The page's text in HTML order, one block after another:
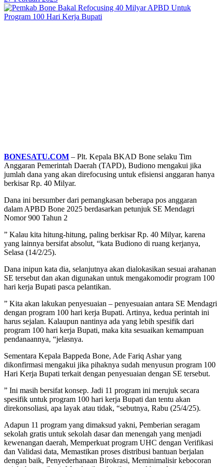
BONESATU.COM – Plt. Kepala BKAD Bone selaku Tim
Anggaran Pemerintah Daerah (TAPD), Budiono mengakui jika
jumlah dana yang akan direfocusing untuk efisiensi anggaran hanya
berkisar Rp. 40 Milyar.
Dana ini bersumber dari pemangkasan beberapa pos anggaran
dalam APBD Bone 2025 berdasarkan petunjuk SE Mendagri
Nomor 900 Tahun 2
” Kalau kita hitung-hitung, paling berkisar Rp. 40 Milyar, karena
yang lainnya bersifat absolut, “kata Budiono di ruang kerjanya,
Selasa (14/2/25).
Dana inipun kata dia, selanjutnya akan dialokasikan sesuai arahanan
SE tersebut dan akan digunakan untuk mengakomodir program 100
hari kerja Bupati pasca pelantikan.
” Kita akan lakukan penyesuaian – penyesuaian antara SE Mendagri
dengan program 100 hari kerja Bupati. Artinya, kedua perintah ini
harus sejalan. Kalaupun nantinya ada yang lebih spesifik dari
program 100 hari kerja Bupati, maka kita sesuaikan kemampuan
pendanaannya, “jelasnya.
Sementara Kepala Bappeda Bone, Ade Fariq Ashar yang
dikonfirmasi mengakui jika pihaknya sudah menyusun program 100
Hari Kerja Bupati terkait dengan penyesuaian dengan SE tersebut.
” Ini masih bersifat konsep. Jadi 11 program ini merujuk secara
spesifik untuk program 100 hari kerja Bupati dan tentu akan
direkonsoliasi, apa layak atau tidak, “sebutnya, Rabu (25/4/25).
Adapun 11 program yang dimaksud yakni, Pemberian seragam
sekolah gratis untuk sekolah dasar dan menengah yang menjadi
kewenangan daerah, Memperkuat program UHC dengan Verifikasi
dan Validasi data, Memastikan proses distribusi bantuan berjalan
dengan baik, Penyederhanaan Birokrasi, Meminimalisir kebocoran